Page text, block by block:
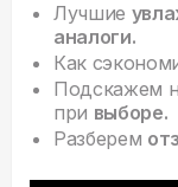
Лучшие
аналоги.
Как
Подскажем
при выборе.
Разберем